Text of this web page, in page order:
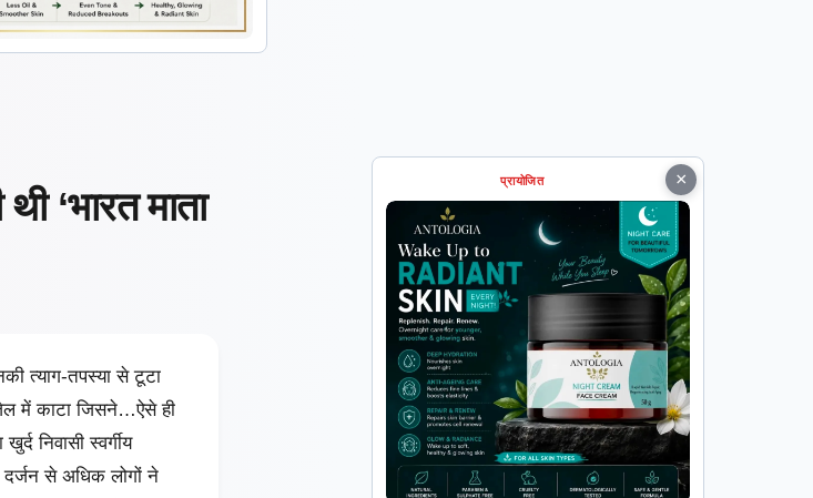
‘भारत माता
त्याग-तपस्या से टूटा
में काटा जिसने…ऐसे ही
निवासी स्वर्गीय
दर्जन से अधिक लोगों ने
×
प्रायोजित